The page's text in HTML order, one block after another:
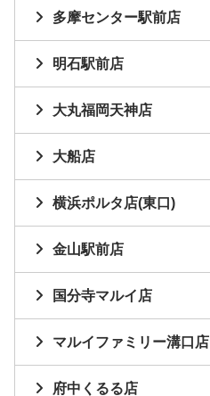
多摩センター駅前店
明石駅前店
大丸福岡天神店
大船店
横浜ポルタ店(東口)
金山駅前店
国分寺マルイ店
マルイファミリー溝口店
府中くるる店